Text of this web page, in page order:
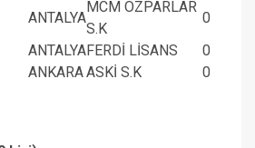
ANTALYA
MCM ÖZPARLAR
S.K
0
ANTALYAFERDİ LİSANS
0
ANKARAASKİ S.K 0